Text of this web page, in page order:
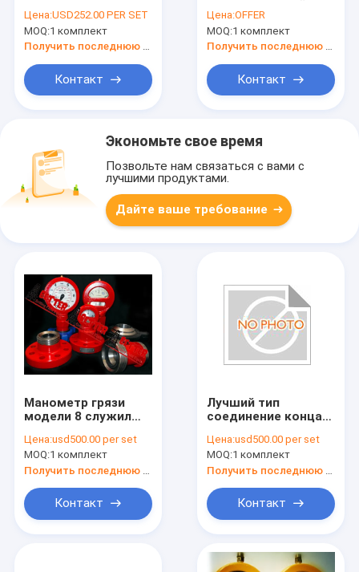
ЗАМЕНЫ
ПУЛЬСИРОВАНИЯ
ДАМПЭНДЭР
РЕЗИНОВЫЙ.
ФБ-1300 Ф1000
Цена:USD252.00 PER SET
MOQ:1 комплект
Получить последнюю цену
Контакт
СТАЛИ АПИ 7К
МЕСТА ПУЛЕРА
МЕСТА КЛАПАНА/
ГЛАВНЫЙ
ПОЛНОСТЬЮ
ВЭБ РАЗДЕЛЯЕТ
Цена:OFFER
MOQ:1 комплект
Получить последнюю цену
Контакт
Экономьте свое время
Позвольте нам связаться с вами с
лучшими продуктами.
Дайте ваше требование
Манометр грязи
модели 8 служил
соединение и
соединение
ФИГ1502
Цена:usd500.00 per set
MOQ:1 комплект
Контакт
Лучший тип
соединение конца
ОТЭКО манометра
грязи д газ
стандартной Валт
воды ЛПТ/НПТ
кислый
Цена:usd500.00 per set
MOQ:1 комплект
Контакт